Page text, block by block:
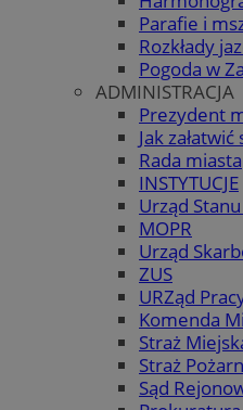
Parafie i
Rozkłady
Pogoda w
ADMINISTRACJA
Prezydent
Jak
Rada miasta
INSTYTUCJE
Urząd
MOPR
Urząd
ZUS
URZąd
Komenda
Straż
Straż
Sąd